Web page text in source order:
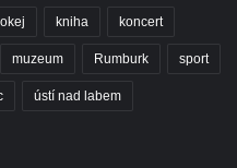
kniha koncert
muzeum Rumburk sport
ústí nad labem